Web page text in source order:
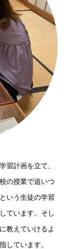
習計画を立て、
の授業で追いつ
いう生徒の学習
ています。そし
教えていけるよ
しています。